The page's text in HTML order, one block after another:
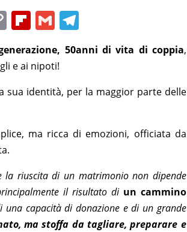
C
p
y
Li
k
Fl
ip
b
o
ar
G
m
ai
l
T
e
a
50anni di vita di coppia,
e ai nipoti!
sua identità, per la maggior parte delle
ma ricca di emozioni, officiata da
la riuscita di un matrimonio non dipende
il risultato di un cammino
capacità di donazione e di un grande
ma stoffa da tagliare, preparare e